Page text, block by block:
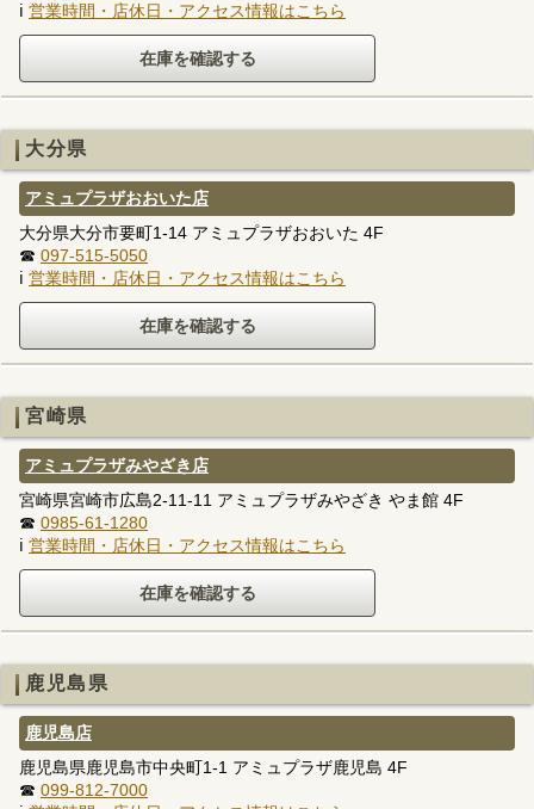
ℹ 営業時間・店休日・アクセス情報はこちら
大分県
アミュプラザおおいた店
大分県大分市要町1-14 アミュプラザおおいた 4F
☎ 097-515-5050
ℹ 営業時間・店休日・アクセス情報はこちら
宮崎県
アミュプラザみやざき店
宮崎県宮崎市広島2-11-11 アミュプラザみやざき やま館 4F
☎ 0985-61-1280
ℹ 営業時間・店休日・アクセス情報はこちら
鹿児島県
鹿児島店
鹿児島県鹿児島市中央町1-1 アミュプラザ鹿児島 4F
☎ 099-812-7000